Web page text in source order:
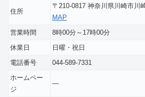
住所
〒210-0817 神奈川県川崎市川
MAP
営業時間
8時00分～17時00分
休業日
日曜・祝日
電話番号
044-589-7331
ホームペー
ジ
―